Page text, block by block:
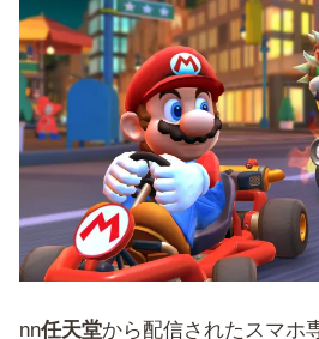
nn任天堂から配信されたスマホ